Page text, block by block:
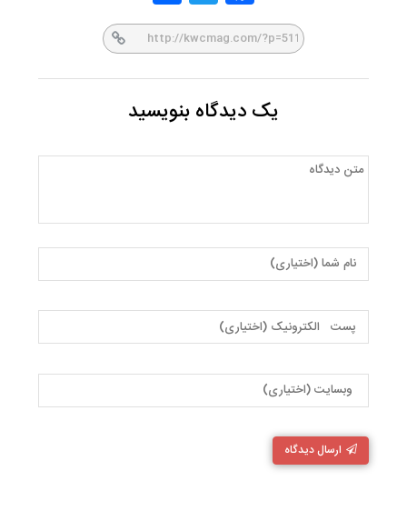
یک دیدگاه بنویسید
ارسال دیدگاه